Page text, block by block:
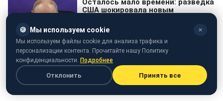
🍪 Мы используем cookie ✕
Мы используем файлы cookie для анализа трафика и
персонализации контента. Прочитайте нашу Политику
конфиденциальности. Подробнее
Отклонить Принять все